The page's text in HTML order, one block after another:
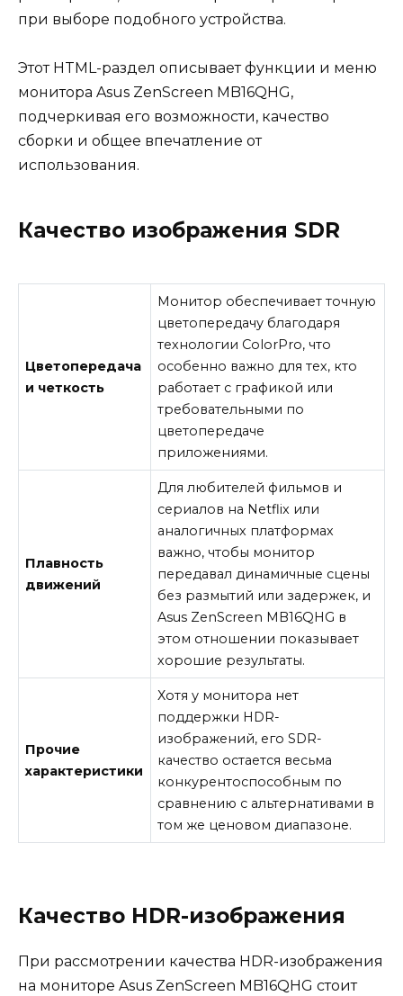
при выборе подобного устройства.
Этот HTML-раздел описывает функции и меню
монитора Asus ZenScreen MB16QHG,
подчеркивая его возможности, качество
сборки и общее впечатление от
использования.
Качество изображения SDR
Цветопередача
и четкость
Монитор обеспечивает точную
цветопередачу благодаря
технологии ColorPro, что
особенно важно для тех, кто
работает с графикой или
требовательными по
цветопередаче
приложениями.
Плавность
движений
Для любителей фильмов и
сериалов на Netflix или
аналогичных платформах
важно, чтобы монитор
передавал динамичные сцены
без размытий или задержек, и
Asus ZenScreen MB16QHG в
этом отношении показывает
хорошие результаты.
Прочие
характеристики
Хотя у монитора нет
поддержки HDR-
изображений, его SDR-
качество остается весьма
конкурентоспособным по
сравнению с альтернативами в
том же ценовом диапазоне.
Качество HDR-изображения
При рассмотрении качества HDR-изображения
на мониторе Asus ZenScreen MB16QHG стоит